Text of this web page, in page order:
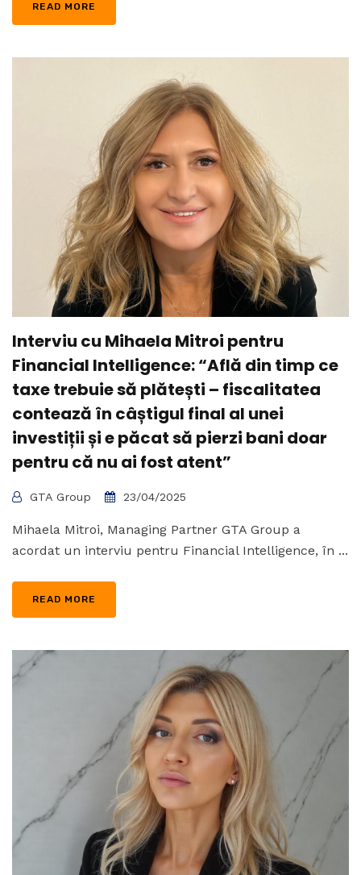
READ MORE
Interviu cu Mihaela Mitroi pentru
Financial Intelligence: “Află din timp ce
taxe trebuie să plătești – fiscalitatea
contează în câștigul final al unei
investiții și e păcat să pierzi bani doar
pentru că nu ai fost atent”
GTA Group 23/04/2025
Mihaela Mitroi, Managing Partner GTA Group a
acordat un interviu pentru Financial Intelligence, în ...
READ MORE